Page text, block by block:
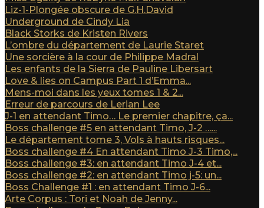
Liz-1-Plongée obscure de G.H.David
Underground de Cindy Lia
Black Storks de Kristen Rivers
L’ombre du département de Laurie Staret
Une sorcière à la cour de Philippe Madral
Les enfants de la Sierra de Pauline Libersart
Love & lies on Campus Part 1 d’Emma...
Mens-moi dans les yeux tomes 1 & 2...
Erreur de parcours de Lerian Lee
J-1 en attendant Timo… Le premier chapitre, ça...
Boss challenge #5 en attendant Timo, J-2 …...
Le département tome 3, Vols à hauts risques...
Boss challenge #4 En attendant Timo J-3 Timo,...
Boss challenge #3: en attendant Timo J-4 et...
Boss challenge #2: en attendant Timo j-5: un...
Boss Challenge #1 : en attendant Timo J-6...
Arte Corpus : Tori et Noah de Jenny...